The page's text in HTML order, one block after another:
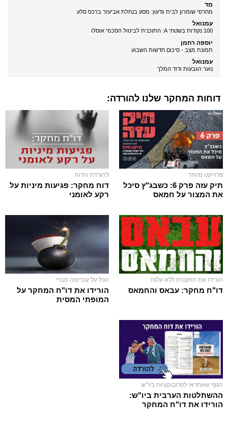
מד
מחרסי שומרון לבית גדעון: מסע בנחלת אביעזר ברכס סלע
עמנואל
100 נקודות בשטחי A: התוכנית לביטול הסכמי אוסלו
יוספה רחמן
תמונת מצב - סיכום חדשות השבוע
עמנואל
נוער הגבעות ודוד המלך
דוחות המחקר שלנו להורדה:
פרוייקט מיוחד
תיק עזה פרק 6: כשבג"ץ סיכל
את המצור על חמאס
להורדת הדוח
דוח מחקר: פגיעות מיניות על
רקע לאומני
הורידו את החוברת ללא עלות
דו"ח מחקר: עבאס והחמאס
הכל על עכרימה סברי
הורידו את דו"ח המחקר על
המופתי המסית
הגוף שאחראי לפרובוקציות ביו"ש
ההשתלטות הערבית ביו"ש:
הורידו את דו"ח המחקר